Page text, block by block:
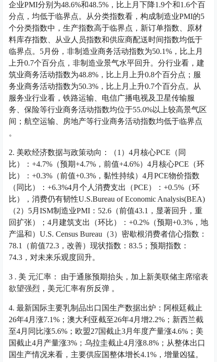
企业PMI分别为48.6%和48.5%，比上月下降1.9个和1.6个百
分点，均低于临界点。从分类指数看，构成制造业PMI的5
个分类指数中，生产指数高于临界点，新订单指数、原材
料库存指数、从业人员指数和供应商配送时间指数均低于
临界点。5月份，非制造业商务活动指数为50.1%，比上月
上升0.7个百分点，非制造业景气水平回升。分行业看，建
筑业商务活动指数为48.8%，比上月上升0.8个百分点；服
务业商务活动指数为50.3%，比上月上升0.7个百分点。从
服务业行业看，铁路运输、电信广播电视及卫星传输服
务、保险等行业商务活动指数均位于55.0%以上较高景气区
间；航空运输、房地产等行业商务活动指数均低于临界点
。
2. 美欧经济数据与政策动向：（1）4月核心PCE（同
比）：+4.7%（预期+4.7%，前值+4.6%）4月核心PCE（环
比）：+0.3%（前值+0.3%，黏性持续）4月PCE物价指数
（同比）：+6.3%4月个人消费支出（PCE）：+0.5%（环
比），消费仍有韧性U.S.Bureau of Economic Analysis(BEA)
（2）5月ISM制造业PMI：52.6（前值43.1，显著回升，重
回扩张）；4月建筑支出（环比）：+0.2%（预期+0.3%，地
产温和）U.S. Census Bureau（3）密歇根消费者信心指数：
78.1（前值72.3，改善）现状指数：83.5；预期指数：
74.3，对未来乐观度回升。
3 . 美 元汇率： 由于通胀预期抬头，加上新美联储主席缩表
欲望强烈，美元汇率有所反弹 。
4. 最新国际主要乳制品出口国生产数据出炉：阿根廷截止
26年4月涨7.1%；澳大利亚截至26年4月增2.2%；新西兰截
至4月同比涨5.6%；欧盟27国截止3月年度产量涨4.6%；美
国截止4月产量涨3%；乌拉圭截止4月涨8.8%；从整体出口
国生产情况来看，主要供应国整体增长4.1%，增量凶猛。